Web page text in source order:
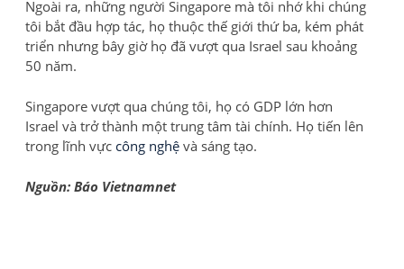
Ngoài ra, những người Singapore mà tôi nhớ khi chúng
tôi bắt đầu hợp tác, họ thuộc thế giới thứ ba, kém phát
triển nhưng bây giờ họ đã vượt qua Israel sau khoảng
50 năm.
Singapore vượt qua chúng tôi, họ có GDP lớn hơn
Israel và trở thành một trung tâm tài chính. Họ tiến lên
trong lĩnh vực công nghệ và sáng tạo.
Nguồn: Báo Vietnamnet